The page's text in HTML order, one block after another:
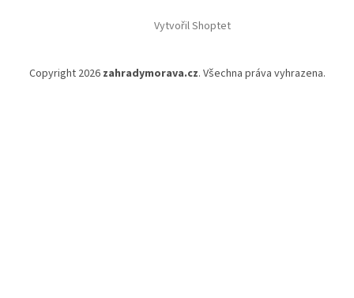
Vytvořil Shoptet
Copyright 2026 zahradymorava.cz. Všechna práva vyhrazena.